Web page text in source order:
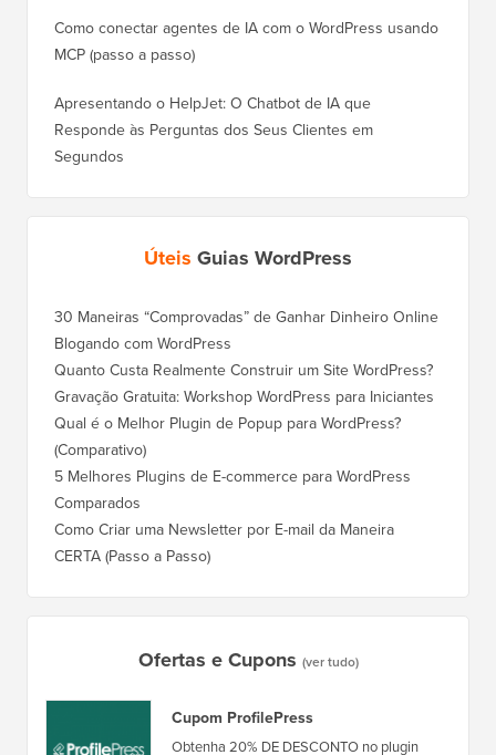
Como conectar agentes de IA com o WordPress usando
MCP (passo a passo)
Apresentando o HelpJet: O Chatbot de IA que
Responde às Perguntas dos Seus Clientes em
Segundos
Úteis Guias WordPress
30 Maneiras “Comprovadas” de Ganhar Dinheiro Online
Blogando com WordPress
Quanto Custa Realmente Construir um Site WordPress?
Gravação Gratuita: Workshop WordPress para Iniciantes
Qual é o Melhor Plugin de Popup para WordPress?
(Comparativo)
5 Melhores Plugins de E-commerce para WordPress
Comparados
Como Criar uma Newsletter por E-mail da Maneira
CERTA (Passo a Passo)
Ofertas e Cupons (ver tudo)
Cupom ProfilePress
Obtenha 20% DE DESCONTO no plugin